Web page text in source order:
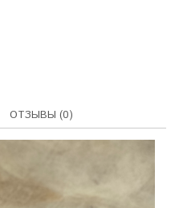
ОТЗЫВЫ (0)